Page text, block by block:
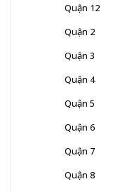
Quận 12
Quận 2
Quận 3
Quận 4
Quận 5
Quận 6
Quận 7
Quận 8